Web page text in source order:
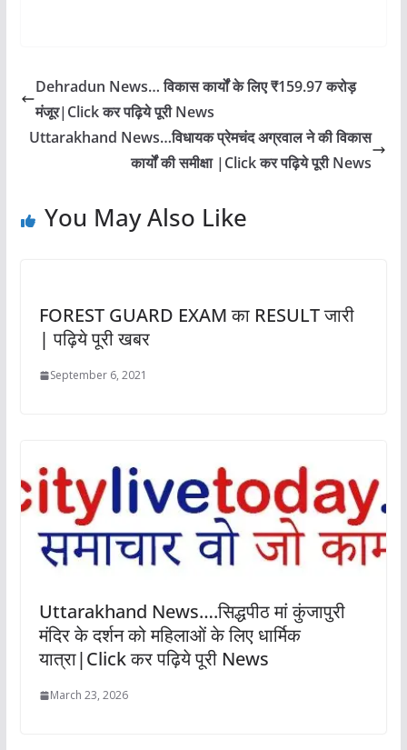
Dehradun News… विकास कार्यों के लिए ₹159.97 करोड़
मंजूर|Click कर पढ़िये पूरी News
Uttarakhand News…विधायक प्रेमचंद अग्रवाल ने की विकास
कार्यों की समीक्षा |Click कर पढ़िये पूरी News
You May Also Like
FOREST GUARD EXAM का RESULT जारी
| पढ़िये पूरी खबर
September 6, 2021
Uttarakhand News….सिद्धपीठ मां कुंजापुरी
मंदिर के दर्शन को महिलाओं के लिए धार्मिक
यात्रा|Click कर पढ़िये पूरी News
March 23, 2026